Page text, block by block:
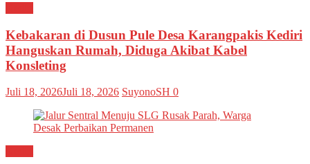
Kebakaran di Dusun Pule Desa Karangpakis Kediri
Hanguskan Rumah, Diduga Akibat Kabel
Konsleting
Juli 18, 2026Juli 18, 2026 SuyonoSH 0